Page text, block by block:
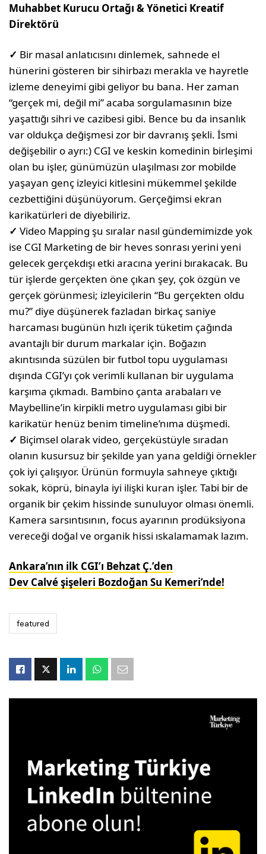
Muhabbet Kurucu Ortağı & Yönetici Kreatif
Direktörü
✓ Bir masal anlatıcısını dinlemek, sahnede el
hünerini gösteren bir sihirbazı merakla ve hayretle
izleme deneyimi gibi geliyor bu bana. Her zaman
“gerçek mi, değil mi” acaba sorgulamasının bize
yaşattığı sihri ve cazibesi gibi. Bence bu da insanlık
var oldukça değişmesi zor bir davranış şekli. İsmi
değişebilir o ayrı:) CGI ve keskin komedinin birleşimi
olan bu işler, günümüzün ulaşılması zor mobilde
yaşayan genç izleyici kitlesini mükemmel şekilde
cezbettiğini düşünüyorum. Gerçeğimsi ekran
karikatürleri de diyebiliriz.
✓ Video Mapping şu sıralar nasıl gündemimizde yok
ise CGI Marketing de bir heves sonrası yerini yeni
gelecek gerçekdışı etki aracına yerini bırakacak. Bu
tür işlerde gerçekten öne çıkan şey, çok özgün ve
gerçek görünmesi; izleyicilerin “Bu gerçekten oldu
mu?” diye düşünerek fazladan birkaç saniye
harcaması bugünün hızlı içerik tüketim çağında
avantajlı bir durum markalar için. Boğazın
akıntısında süzülen bir futbol topu uygulaması
dışında CGI’yı çok verimli kullanan bir uygulama
karşıma çıkmadı. Bambino çanta arabaları ve
Maybelline’in kirpikli metro uygulaması gibi bir
karikatür henüz benim timeline’nıma düşmedi.
✓ Biçimsel olarak video, gerçeküstüyle sıradan
olanın kusursuz bir şekilde yan yana geldiği örnekler
çok iyi çalışıyor. Ürünün formuyla sahneye çıktığı
sokak, köprü, binayla iyi ilişki kuran işler. Tabi bir de
organik bir çekim hissinde sunuluyor olması önemli.
Kamera sarsıntısının, focus ayarının prodüksiyona
vereceği doğal ve organik hissi ıskalamamak lazım.
Ankara’nın ilk CGI’ı Behzat Ç.’den
Dev Calvé şişeleri Bozdoğan Su Kemeri’nde!
featured